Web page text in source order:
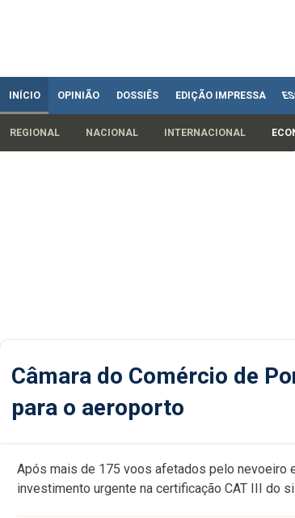
INÍCIO OPINIÃO DOSSIÊS EDIÇÃO IMPRESSA
REGIONAL NACIONAL INTERNACIONAL
Câmara do Comércio de
para o aeroporto
Após mais de 175 voos afetados pelo nevoeiro
investimento urgente na certificação CAT III do